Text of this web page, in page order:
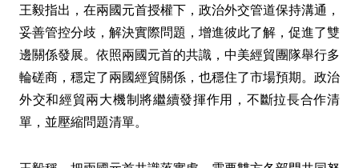
王毅指出，在兩國元首授權下，政治外交管道保持溝通，
妥善管控分歧，解決實際問題，增進彼此了解，促進了雙
邊關係發展。依照兩國元首的共識，中美經貿團隊舉行多
輪磋商，穩定了兩國經貿關係，也穩住了市場預期。政治
外交和經貿兩大機制將繼續發揮作用，不斷拉長合作清
單，並壓縮問題清單。